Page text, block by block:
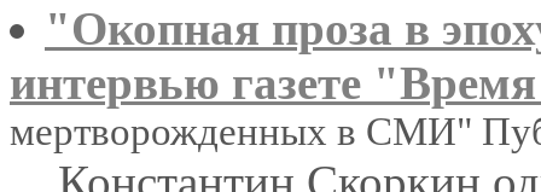
"Окопная проза в
интервью газете
мертворожденных в СМИ"